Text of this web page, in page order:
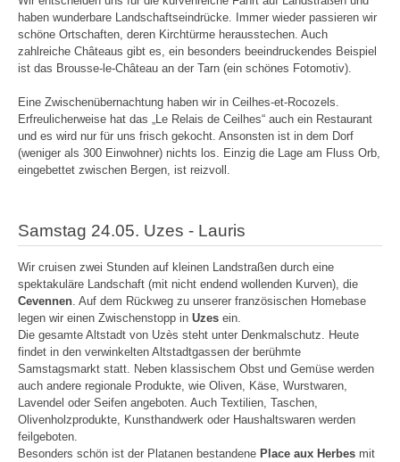
haben wunderbare Landschaftseindrücke. Immer wieder passieren wir
schöne Ortschaften, deren Kirchtürme herausstechen. Auch
zahlreiche Châteaus gibt es, ein besonders beeindruckendes Beispiel
ist das Brousse-le-Château an der Tarn (ein schönes Fotomotiv).
Eine Zwischenübernachtung haben wir in Ceilhes-et-Rocozels.
Erfreulicherweise hat das „Le Relais de Ceilhes“ auch ein Restaurant
und es wird nur für uns frisch gekocht. Ansonsten ist in dem Dorf
(weniger als 300 Einwohner) nichts los. Einzig die Lage am Fluss Orb,
eingebettet zwischen Bergen, ist reizvoll.
Samstag 24.05. Uzes - Lauris
Wir cruisen zwei Stunden auf kleinen Landstraßen durch eine
spektakuläre Landschaft (mit nicht endend wollenden Kurven), die
Cevennen. Auf dem Rückweg zu unserer französischen Homebase
legen wir einen Zwischenstopp in Uzes ein.
Die gesamte Altstadt von Uzès steht unter Denkmalschutz. Heute
findet in den verwinkelten Altstadtgassen der berühmte
Samstagsmarkt statt. Neben klassischem Obst und Gemüse werden
auch andere regionale Produkte, wie Oliven, Käse, Wurstwaren,
Lavendel oder Seifen angeboten. Auch Textilien, Taschen,
Olivenholzprodukte, Kunsthandwerk oder Haushaltswaren werden
feilgeboten.
Besonders schön ist der Platanen bestandene Place aux Herbes mit